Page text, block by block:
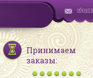
Принимаем
заказы: